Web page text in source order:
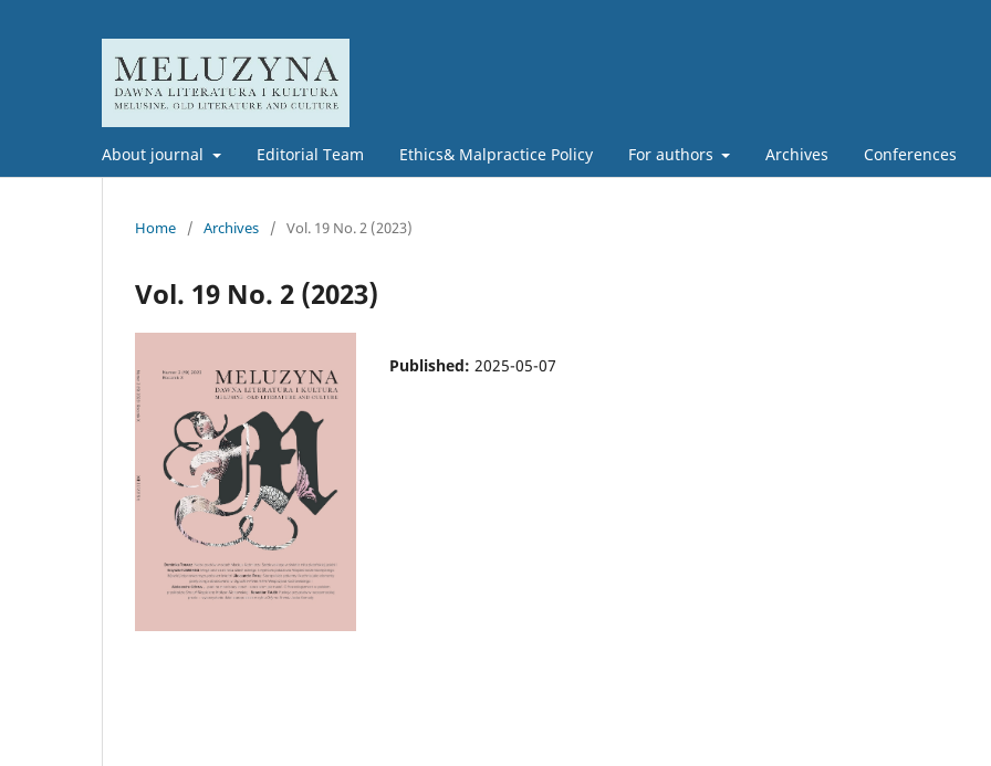
About journal Editorial Team Ethics& Malpractice Policy For authors Archives Conferences
Home / Archives / Vol. 19 No. 2 (2023)
Vol. 19 No. 2 (2023)
Published: 2025-05-07